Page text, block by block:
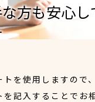
方も安心し
トを使用しますので
を記入することでお